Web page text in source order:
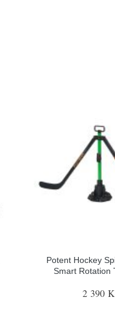
Potent Hockey
Smart Rotation
2 390